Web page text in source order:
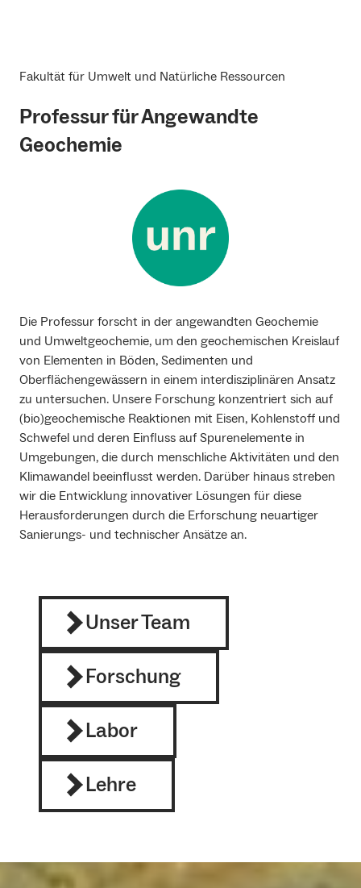
Fakultät für Umwelt und Natürliche Ressourcen
Professur für Angewandte
Geochemie
Die Professur forscht in der angewandten Geochemie
und Umweltgeochemie, um den geochemischen Kreislauf
von Elementen in Böden, Sedimenten und
Oberflächengewässern in einem interdisziplinären Ansatz
zu untersuchen. Unsere Forschung konzentriert sich auf
(bio)geochemische Reaktionen mit Eisen, Kohlenstoff und
Schwefel und deren Einfluss auf Spurenelemente in
Umgebungen, die durch menschliche Aktivitäten und den
Klimawandel beeinflusst werden. Darüber hinaus streben
wir die Entwicklung innovativer Lösungen für diese
Herausforderungen durch die Erforschung neuartiger
Sanierungs- und technischer Ansätze an.
Unser Team
Forschung
Labor
Lehre